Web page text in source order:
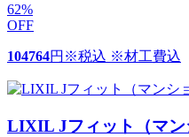
62%
OFF
104764円 ※税込 ※材工費込
LIXIL Jフィット（マン